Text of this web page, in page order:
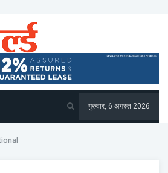
गुरुवार, 6 अगस्त 2026